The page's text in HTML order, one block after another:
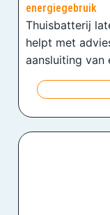
energiegebruik
Thuisbatterij
helpt met
aansluiting van